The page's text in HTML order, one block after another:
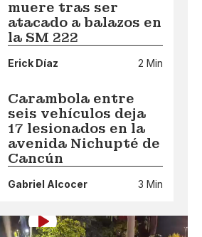
muere tras ser
atacado a balazos en
la SM 222
Erick Díaz 2 Min
Carambola entre
seis vehículos deja
17 lesionados en la
avenida Nichupté de
Cancún
Gabriel Alcocer 3 Min